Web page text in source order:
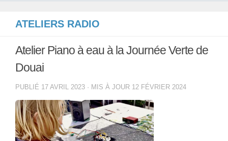
ATELIERS RADIO
Atelier Piano à eau à la Journée Verte de
Douai
PUBLIÉ 17 AVRIL 2023 · MIS À JOUR 12 FÉVRIER 2024